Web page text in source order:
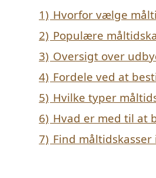
1) Hvorfor vælge
2) Populære
3) Oversigt over
4) Fordele ved at
5) Hvilke typer
6) Hvad er med til at
7) Find